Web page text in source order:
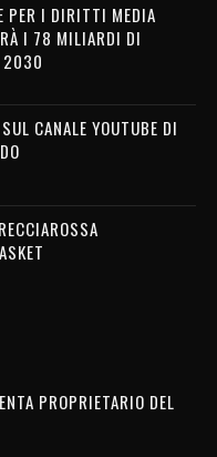
PER I DIRITTI MEDIA
I 78 MILIARDI DI
2030
CANALE YOUTUBE DI
PROPRIETARIO DEL